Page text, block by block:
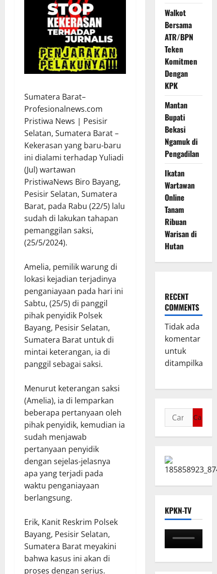
Sumatera Barat–
Profesionalnews.com
Pristiwa News | Pesisir
Selatan, Sumatera Barat –
Kekerasan yang baru-baru
ini dialami terhadap Yuliadi
(Jul) wartawan
PristiwaNews Biro Bayang,
Pesisir Selatan, Sumatera
Barat, pada Rabu (22/5) lalu
sudah di lakukan tahapan
pemanggilan saksi,
(25/5/2024).
Amelia, pemilik warung di
lokasi kejadian terjadinya
penganiayaan pada hari ini
Sabtu, (25/5) di panggil
pihak penyidik Polsek
Bayang, Pesisir Selatan,
Sumatera Barat untuk di
mintai keterangan, ia di
panggil sebagai saksi.
Menurut keterangan saksi
(Amelia), ia di lemparkan
beberapa pertanyaan oleh
pihak penyidik, kemudian ia
sudah menjawab
pertanyaan penyidik
dengan sejelas-jelasnya
apa yang terjadi pada
waktu penganiayaan
berlangsung.
Erik, Kanit Reskrim Polsek
Bayang, Pesisir Selatan,
Sumatera Barat meyakini
bahwa kasus ini akan di
proses dengan serius.
Walkot
Bersama
ATR/BPN
Teken
Komitmen
Dengan
KPK
Mantan
Bupati
Bekasi
Ngamuk di
Pengadilan
Ikatan
Wartawan
Online
Tanam
Ribuan
Warisan di
Hutan
RECENT
COMMENTS
Tidak ada
komentar
untuk
ditampilkan.
KPKN-TV